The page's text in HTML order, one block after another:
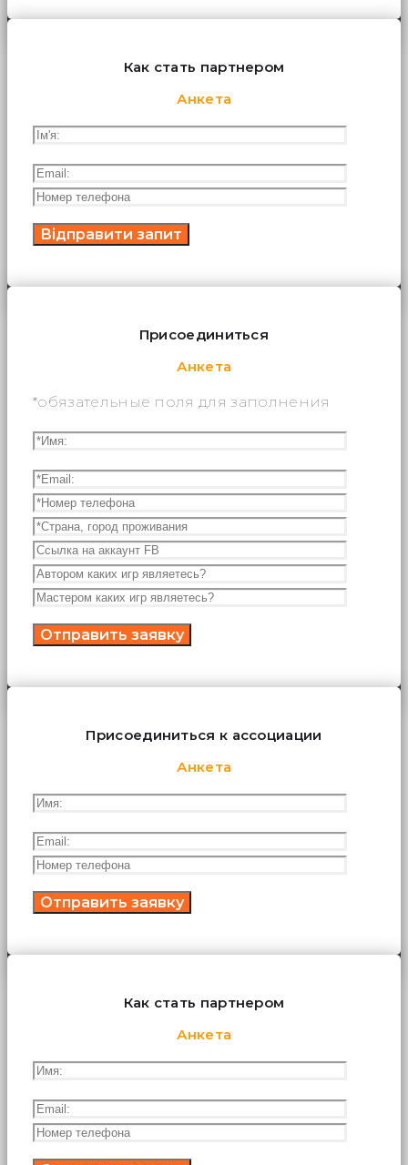
Как стать партнером
Анкета
Присоединиться
Анкета
*обязательные поля для заполнения
Присоединиться к ассоциации
Анкета
Как стать партнером
Анкета